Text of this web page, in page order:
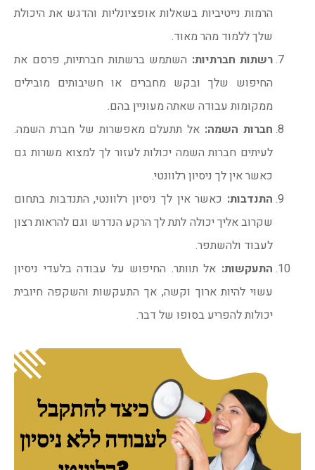
הרמות נייטיביות בשאלות אופציונליות והדגש את היכולת
שלך ללמוד מהר מאוד.
רשתות חברתיות: השתמש ברשתות חברתיות, פרסם את
החיפוש שלך ובקש מחברים או חשיבותים מובילים
ממקומות עבודה שאתה מעוניין בהם.
חברות השמה: אל תתעלם מאפשרות של חברת השמה.
לעיתים חברות השמה יכולות לעזור לך למצוא משרות גם
כאשר אין לך ניסיון רלוונטי.
התנדבות: כאשר אין לך ניסיון רלוונטי, התנדבות בתחום
שקרוב אליך יכולה לתת לך הרקע הנדרש וגם להראות רצון
לעבוד ולהשתפר.
התעקשות: אל תוותר. החיפוש על עבודה בלעדי ניסיון
עשוי להיות ארוך וקשה, אך התעקשות והשקפה חיובית
יכולות להפריע בסופו של דבר.